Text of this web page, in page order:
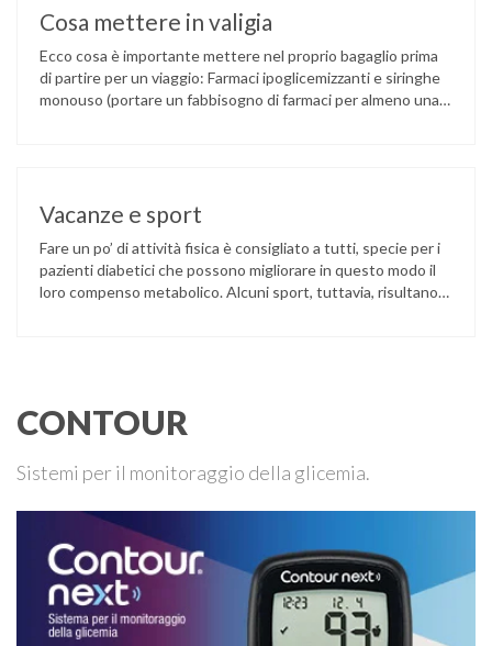
Cosa mettere in valigia
Ecco cosa è importante mettere nel proprio bagaglio prima
di partire per un viaggio: Farmaci ipoglicemizzanti e siringhe
monouso (portare un fabbisogno di farmaci per almeno una
Vacanze e sport
Fare un po’ di attività fisica è consigliato a tutti, specie per i
pazienti diabetici che possono migliorare in questo modo il
loro compenso metabolico. Alcuni sport, tuttavia, risultano
CONTOUR
Sistemi per il monitoraggio della glicemia.